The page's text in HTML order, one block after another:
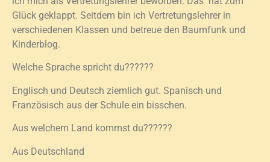
Glück geklappt. Seitdem bin ich Vertretungslehrer in
verschiedenen Klassen und betreue den Baumfunk und
Kinderblog.
Welche Sprache spricht du??????
Englisch und Deutsch ziemlich gut. Spanisch und
Französisch aus der Schule ein bisschen.
Aus welchem Land kommst du??????
Aus Deutschland